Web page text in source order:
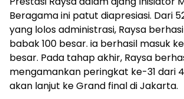
Beragama ini patut diapresiasi. Dari
yang lolos administrasi, Raysa
babak 100 besar. ia berhasil masuk
besar. Pada tahap akhir, Raysa
mengamankan peringkat ke-31 dari
akan lanjut ke Grand final di Jakarta.